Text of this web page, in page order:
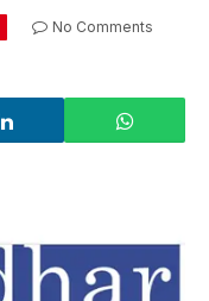
No Comments